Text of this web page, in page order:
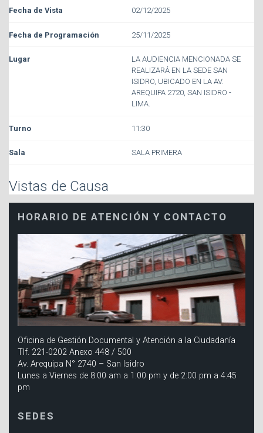
02/12/2025
25/11/2025
LA AUDIENCIA MENCIONADA SE
REALIZARÁ EN LA SEDE SAN
ISIDRO, UBICADO EN LA AV.
AREQUIPA 2720, SAN ISIDRO -
LIMA.
11:30
SALA PRIMERA
Vistas de Causa
HORARIO DE ATENCIÓN Y CONTACTO
Oficina de Gestión Documental y Atención a la Ciudadanía
Tlf. 221-0202 Anexo 448 / 500
Av. Arequipa N° 2740 – San Isidro
Lunes a Viernes de 8:00 am a 1:00 pm y de 2:00 pm a 4:45
pm
SEDES